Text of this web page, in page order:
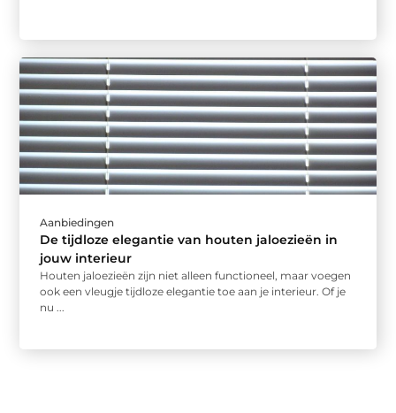
Aanbiedingen
De tijdloze elegantie van houten jaloezieën in
jouw interieur
Houten jaloezieën zijn niet alleen functioneel, maar voegen
ook een vleugje tijdloze elegantie toe aan je interieur. Of je
nu ...